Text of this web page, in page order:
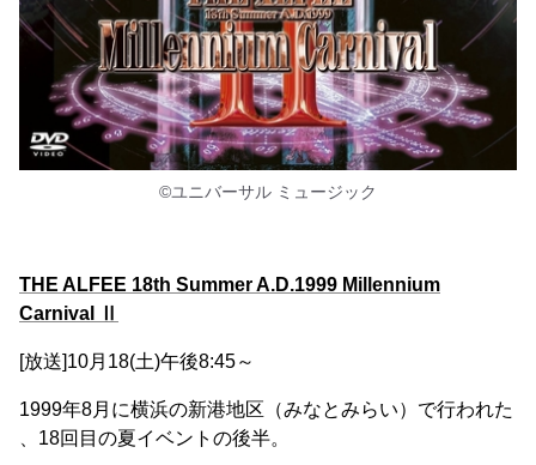
©ユニバーサル ミュージック
THE ALFEE 18th Summer A.D.1999 Millennium
Carnival Ⅱ
[放送]10月18(土)午後8:45～
1999年8月に横浜の新港地区（みなとみらい）で行われた
、18回目の夏イベントの後半。